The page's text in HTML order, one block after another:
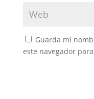
Guarda mi
este navegador